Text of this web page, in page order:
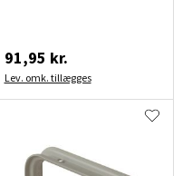
91,95 kr.
Lev. omk. tillægges